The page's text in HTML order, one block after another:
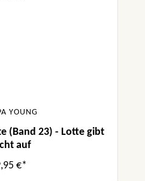
YOUNG
(Band 23) - Lotte gibt
auf
€*